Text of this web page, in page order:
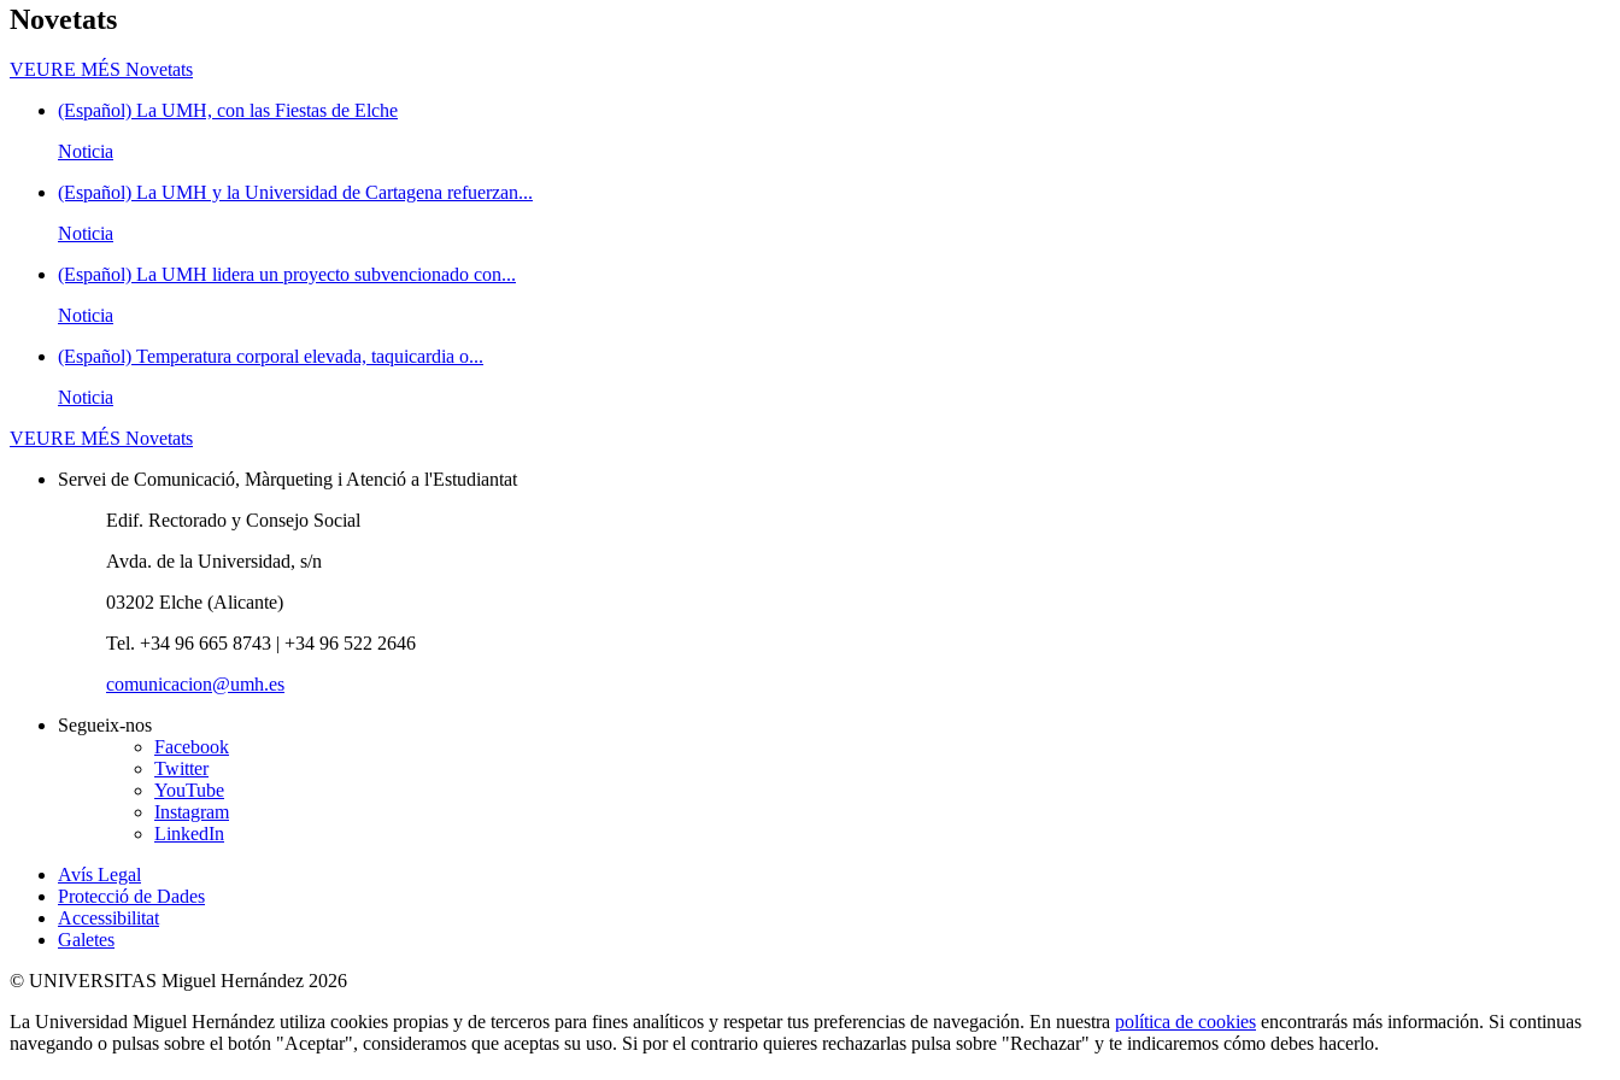
Novetats
VEURE MÉS Novetats
(Español) La UMH, con las Fiestas de Elche
Noticia
(Español) La UMH y la Universidad de Cartagena refuerzan...
Noticia
(Español) La UMH lidera un proyecto subvencionado con...
Noticia
(Español) Temperatura corporal elevada, taquicardia o...
Noticia
VEURE MÉS Novetats
Servei de Comunicació, Màrqueting i Atenció a l'Estudiantat
Edif. Rectorado y Consejo Social
Avda. de la Universidad, s/n
03202 Elche (Alicante)
Tel. +34 96 665 8743 | +34 96 522 2646
comunicacion@umh.es
Segueix-nos
Facebook
Twitter
YouTube
Instagram
LinkedIn
Avís Legal
Protecció de Dades
Accessibilitat
Galetes
© UNIVERSITAS Miguel Hernández 2026
La Universidad Miguel Hernández utiliza cookies propias y de terceros para fines analíticos y respetar tus preferencias de navegación. En nuestra política de cookies encontrarás más información. Si continuas
navegando o pulsas sobre el botón "Aceptar", consideramos que aceptas su uso. Si por el contrario quieres rechazarlas pulsa sobre "Rechazar" y te indicaremos cómo debes hacerlo.